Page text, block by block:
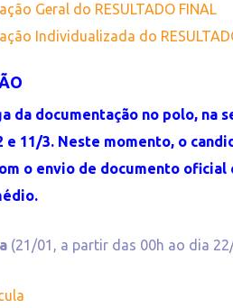
Geral do RESULTADO FINAL
Individualizada do
da documentação no polo, na
e 11/3. Neste momento, o
o envio de documento
(21/01, a partir das 00h ao dia